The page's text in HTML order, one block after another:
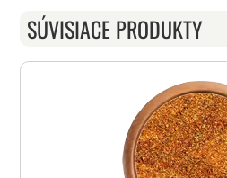
SÚVISIACE PRODUKTY